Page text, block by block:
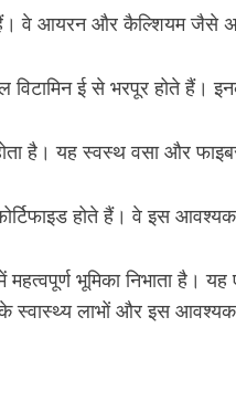
हैं। वे आयरन और कैल्शियम जैसे
ई से भरपूर होते हैं।
है। यह स्वस्थ वसा और
होते हैं। वे इस
भूमिका निभाता
लाभों और इस आवश्यक